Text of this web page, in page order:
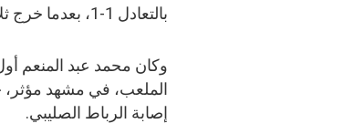
بالتعادل 1-1، بعدما خرج ثلاثة من العناصر الأساسية متأثرين بالإصابة.
وكان محمد عبد المنعم
الملعب، في مشهد مؤثر،
إصابة الرباط الصليبي.